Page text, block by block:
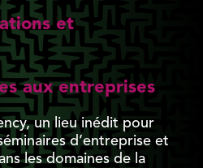
et
aux entreprises
un lieu inédit pour
d’entreprise et
les domaines de la